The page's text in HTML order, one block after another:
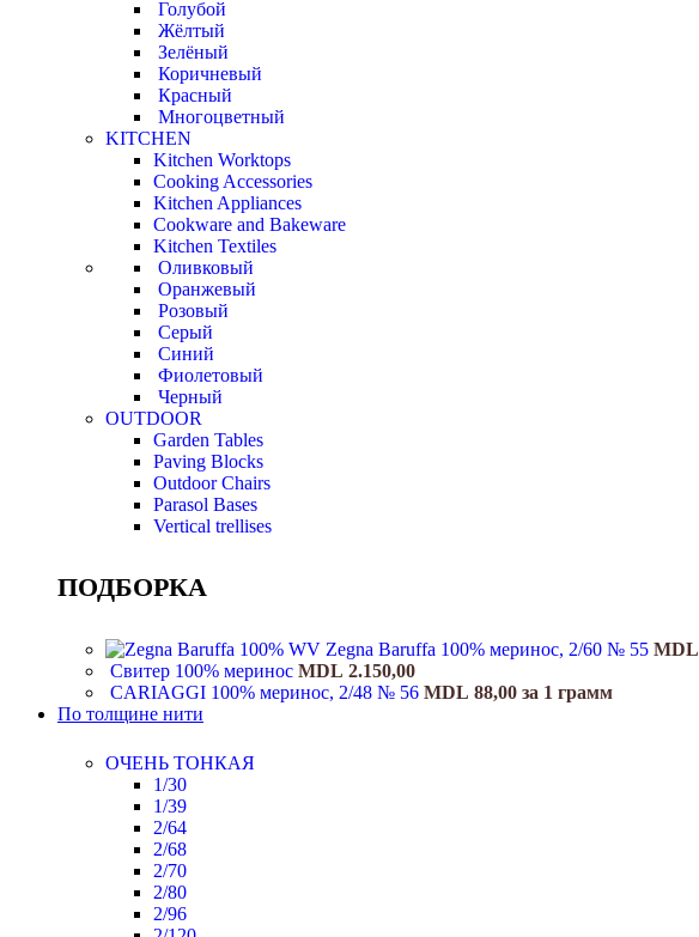
Голубой
Жёлтый
Зелёный
Коричневый
Красный
Многоцветный
KITCHEN
Kitchen Worktops
Cooking Accessories
Kitchen Appliances
Cookware and Bakeware
Kitchen Textiles
Оливковый
Оранжевый
Розовый
Серый
Синий
Фиолетовый
Черный
OUTDOOR
Garden Tables
Paving Blocks
Outdoor Chairs
Parasol Bases
Vertical trellises
ПОДБОРКА
Zegna Baruffa 100% меринос, 2/60 № 55 MDL
Свитер 100% меринос MDL 2.150,00
CARIAGGI 100% меринос, 2/48 № 56 MDL 88,00 за 1 грамм
По толщине нити
ОЧЕНЬ ТОНКАЯ
1/30
1/39
2/64
2/68
2/70
2/80
2/96